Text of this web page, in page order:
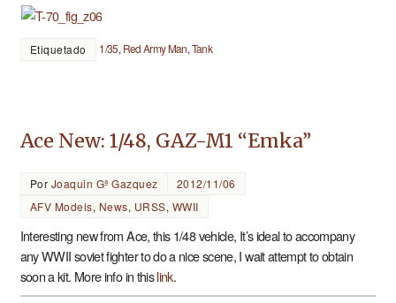
Etiquetado 1/35, Red Army Man,Tank
Ace New: 1/48, GAZ-M1 “Emka”
Por Joaquin Gª Gazquez
2012/11/06
AFV Models, News, URSS, WWII
Interesting new from Ace, this 1/48 vehicle, It’s ideal to accompany
any WWII soviet fighter to do a nice scene, I wait attempt to obtain
soon a kit. More info in thislink.